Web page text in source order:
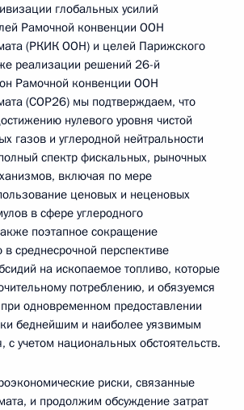
глобальных усилий
Рамочной конвенции ООН
(РКИК ООН) и целей Парижского
реализации решений 26-й
Рамочной конвенции ООН
(СОР26) мы подтверждаем, что
нулевого уровня чистой
газов и углеродной нейтральности
спектр фискальных, рыночных
включая по мере
ценовых и неценовых
в сфере углеродного
поэтапное сокращение
среднесрочной перспективе
на ископаемое топливо, которые
потреблению, и обязуемся
одновременном предоставлении
беднейшим и наиболее уязвимым
с учетом национальных обстоятельств.
риски, связанные
и продолжим обсуждение затрат